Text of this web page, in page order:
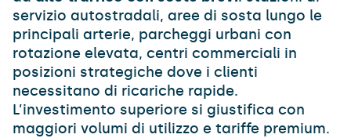
servizio autostradali, aree di sosta lungo le
principali arterie, parcheggi urbani con
rotazione elevata, centri commerciali in
posizioni strategiche dove i clienti
necessitano di ricariche rapide.
L’investimento superiore si giustifica con
maggiori volumi di utilizzo e tariffe premium.